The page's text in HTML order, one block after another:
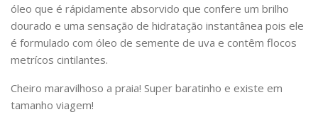
óleo que é rápidamente absorvido que confere um brilho
dourado e uma sensação de hidratação instantânea pois ele
é formulado com óleo de semente de uva e contêm flocos
metrícos cintilantes.
Cheiro maravilhoso a praia! Super baratinho e existe em
tamanho viagem!